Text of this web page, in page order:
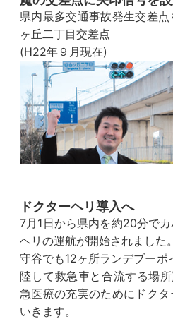
県内最多交通事故発生交差
ヶ丘二丁目交差点
(H22年９月現在)
ドクターヘリ導入へ
7月1日から県内を約20分で
ヘリの運航が開始されました。
守谷でも12ヶ所ランデブー
陸して救急車と合流する場
急医療の充実のためにドク
いきます。